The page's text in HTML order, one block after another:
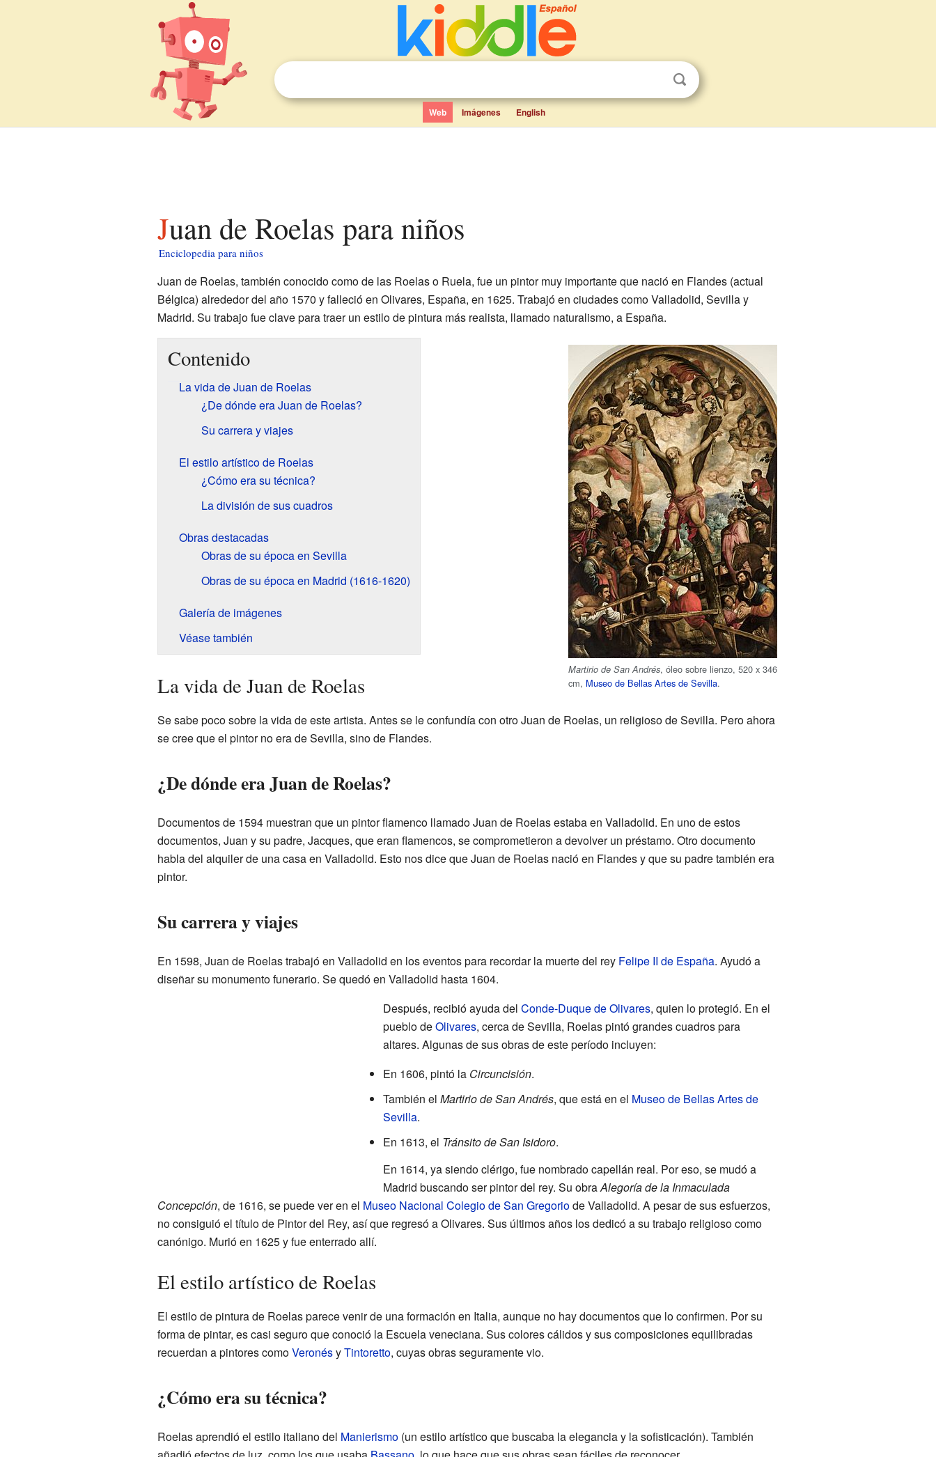
Web Imágenes English
Juan de Roelas para niños
Enciclopedia para niños
Juan de Roelas, también conocido como de las Roelas o Ruela, fue un pintor muy importante que nació en Flandes (actual
Bélgica) alrededor del año 1570 y falleció en Olivares, España, en 1625. Trabajó en ciudades como Valladolid, Sevilla y
Madrid. Su trabajo fue clave para traer un estilo de pintura más realista, llamado naturalismo, a España.
Martirio de San Andrés, óleo sobre lienzo, 520 x 346
cm, Museo de Bellas Artes de Sevilla.
Contenido
La vida de Juan de Roelas
¿De dónde era Juan de Roelas?
Su carrera y viajes
El estilo artístico de Roelas
¿Cómo era su técnica?
La división de sus cuadros
Obras destacadas
Obras de su época en Sevilla
Obras de su época en Madrid (1616-1620)
Galería de imágenes
Véase también
La vida de Juan de Roelas
Se sabe poco sobre la vida de este artista. Antes se le confundía con otro Juan de Roelas, un religioso de Sevilla. Pero ahora
se cree que el pintor no era de Sevilla, sino de Flandes.
¿De dónde era Juan de Roelas?
Documentos de 1594 muestran que un pintor flamenco llamado Juan de Roelas estaba en Valladolid. En uno de estos
documentos, Juan y su padre, Jacques, que eran flamencos, se comprometieron a devolver un préstamo. Otro documento
habla del alquiler de una casa en Valladolid. Esto nos dice que Juan de Roelas nació en Flandes y que su padre también era
pintor.
Su carrera y viajes
En 1598, Juan de Roelas trabajó en Valladolid en los eventos para recordar la muerte del rey Felipe II de España. Ayudó a
diseñar su monumento funerario. Se quedó en Valladolid hasta 1604.
Después, recibió ayuda del Conde-Duque de Olivares, quien lo protegió. En el
pueblo deOlivares, cerca de Sevilla, Roelas pintó grandes cuadros para
altares. Algunas de sus obras de este período incluyen:
En 1606, pintó la Circuncisión.
También el Martirio de San Andrés, que está en el Museo de Bellas Artes de
Sevilla.
En 1613, el Tránsito de San Isidoro.
En 1614, ya siendo clérigo, fue nombrado capellán real. Por eso, se mudó a
Madrid buscando ser pintor del rey. Su obraAlegoría de la Inmaculada
Concepción, de 1616, se puede ver en el Museo Nacional Colegio de San Gregoriode Valladolid. A pesar de sus esfuerzos,
no consiguió el título de Pintor del Rey, así que regresó a Olivares. Sus últimos años los dedicó a su trabajo religioso como
canónigo. Murió en 1625 y fue enterrado allí.
El estilo artístico de Roelas
El estilo de pintura de Roelas parece venir de una formación en Italia, aunque no hay documentos que lo confirmen. Por su
forma de pintar, es casi seguro que conoció la Escuela veneciana. Sus colores cálidos y sus composiciones equilibradas
recuerdan a pintores comoVeronésyTintoretto, cuyas obras seguramente vio.
¿Cómo era su técnica?
Roelas aprendió el estilo italiano del Manierismo(un estilo artístico que buscaba la elegancia y la sofisticación). También